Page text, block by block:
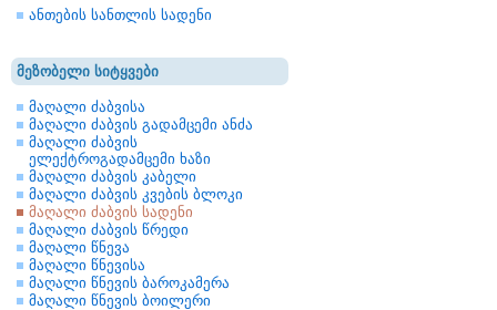
ანთების სანთლის სადენი
მეზობელი სიტყვები
მაღალი ძაბვისა
მაღალი ძაბვის გადამცემი ანძა
მაღალი ძაბვის
ელექტროგადამცემი ხაზი
მაღალი ძაბვის კაბელი
მაღალი ძაბვის კვების ბლოკი
მაღალი ძაბვის სადენი
მაღალი ძაბვის წრედი
მაღალი წნევა
მაღალი წნევისა
მაღალი წნევის ბაროკამერა
მაღალი წნევის ბოილერი